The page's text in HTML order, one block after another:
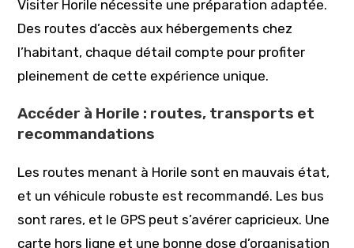
Visiter Horile nécessite une préparation adaptée.
Des routes d’accès aux hébergements chez
l’habitant, chaque détail compte pour profiter
pleinement de cette expérience unique.
Accéder à Horile : routes, transports et
recommandations
Les routes menant à Horile sont en mauvais état,
et un véhicule robuste est recommandé. Les bus
sont rares, et le GPS peut s’avérer capricieux. Une
carte hors ligne et une bonne dose d’organisation